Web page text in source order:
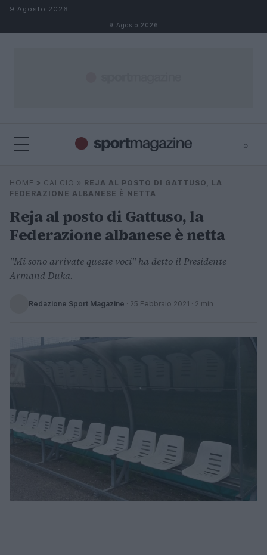
Salta al contenuto
9 Agosto 2026
9 Agosto 2026
⌕
Cerca
HOME » CALCIO » REJA AL POSTO DI GATTUSO, LA
FEDERAZIONE ALBANESE È NETTA
Reja al posto di Gattuso, la
Federazione albanese è netta
"Mi sono arrivate queste voci" ha detto il Presidente
Armand Duka.
Redazione Sport Magazine · 25 Febbraio 2021 · 2 min